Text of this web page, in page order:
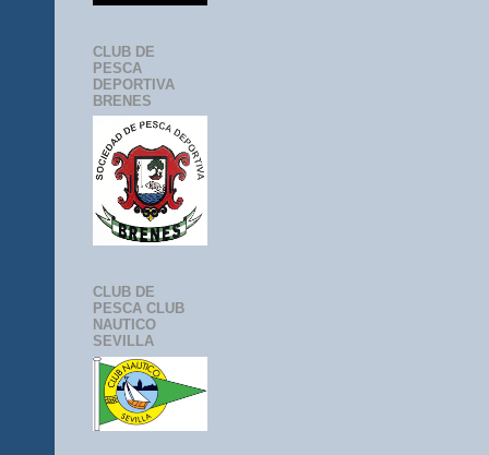
CLUB DE
PESCA
DEPORTIVA
BRENES
CLUB DE
PESCA CLUB
NAUTICO
SEVILLA